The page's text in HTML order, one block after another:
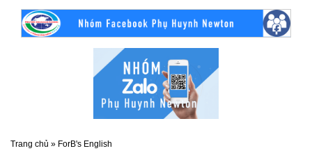
Trang chủ » ForB's English